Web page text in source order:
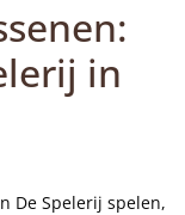
in
De Spelerij spelen,